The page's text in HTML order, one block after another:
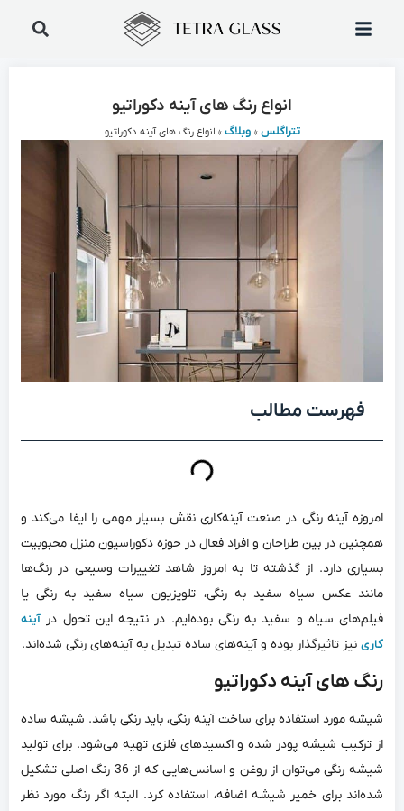
انواع رنگ ‌های آینه دکوراتیو
تتراگلس » وبلاگ » انواع رنگ ‌های آینه دکوراتیو
فهرست مطالب
امروزه آینه رنگی در صنعت آینه‌کاری نقش بسیار مهمی را ایفا می‌کند و
همچنین در بین طراحان و افراد فعال در حوزه دکوراسیون منزل محبوبیت
بسیاری دارد. از گذشته تا به امروز شاهد تغییرات وسیعی در رنگ‌ها
مانند عکس سیاه سفید به رنگی، تلویزیون سیاه سفید به رنگی یا
فیلم‌های سیاه و سفید به رنگی بوده‌ایم. در نتیجه این تحول در آینه
کاری نیز تاثیرگذار بوده و آینه‌های ساده تبدیل به آینه‌های رنگی شده‌اند.
رنگ‌ های آینه دکوراتیو
شیشه مورد استفاده برای ساخت آینه رنگی، باید رنگی باشد. شیشه ساده
از ترکیب شیشه پودر شده و اکسیدهای فلزی تهیه می‌شود. برای تولید
شیشه رنگی می‌توان از روغن و اسانس‌هایی که از 36 رنگ اصلی تشکیل
شده‌اند برای خمیر شیشه اضافه، استفاده کرد. البته اگر رنگ مورد نظر